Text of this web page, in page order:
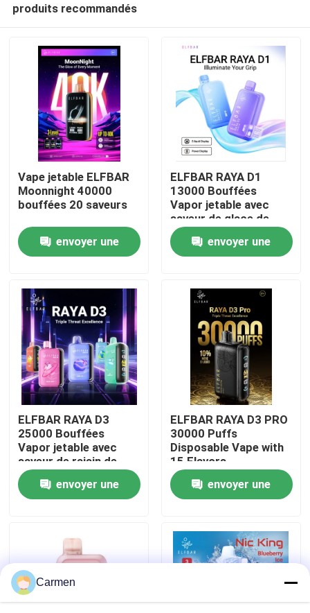
Aperçu
Produits
Vidéos
A propos de nous
Visite d'usine
Contrôle de la qualité
Contact
Vape à base de vozole
ELFBAR Vaperrrrrrur
produits recommandés
Vape jetable ELFBAR
Moonnight 40000
bouffées 20 saveurs
envoyer une
ELFBAR RAYA D1
13000 Bouffées
Vapor jetable avec
saveur de glace de
bleuets
envoyer une
ELFBAR RAYA D3
25000 Bouffées
Vapor jetable avec
saveur de raisin de
fraise
envoyer une
ELFBAR RAYA D3 PRO
30000 Puffs
Disposable Vape with
15 Flavors
envoyer une
Carmen